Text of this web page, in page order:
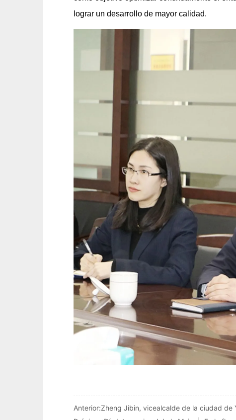
Anterior:Zheng Jibin, vicealcalde de la ciudad de